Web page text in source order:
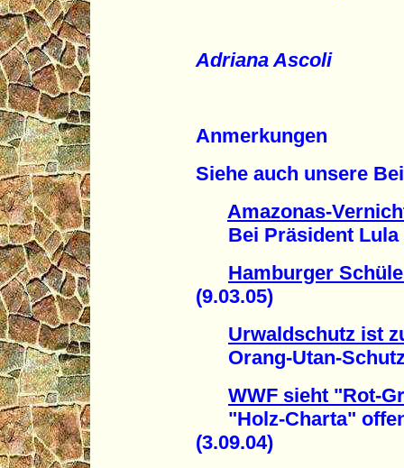
Adriana Ascoli
Anmerkungen
Siehe auch unsere
Amazonas-
Bei Präsident Lula
Hamburger
(9.03.05)
Urwaldschutz ist
Orang-Utan-Schutz
WWF sieht "Rot-
"Holz-Charta"
(3.09.04)